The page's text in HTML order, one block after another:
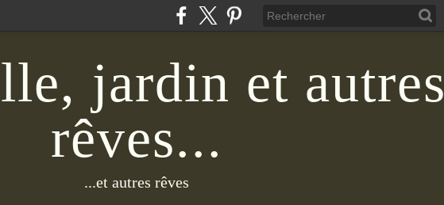
jardin et autres
rêves...
...et autres rêves